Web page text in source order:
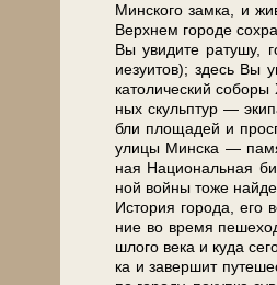
Мин­ско­го зам­ка, и
Верх­нем го­ро­де
Вы уви­ди­те ра­ту­шу,
иезуи­тов); здесь Вы
ка­то­ли­че­ский
ных скульп­тур —
бли пло­ща­дей и
ули­цы Мин­ска —
ная На­ци­о­наль­ная
ной вой­ны то­же
История го­ро­да, его
ние во вре­мя
шло­го ве­ка и ку­да
ка и за­вер­шит